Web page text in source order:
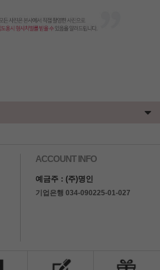
ACCOUNT INFO
예금주 : (주)명인
기업은행 034-090225-01-027